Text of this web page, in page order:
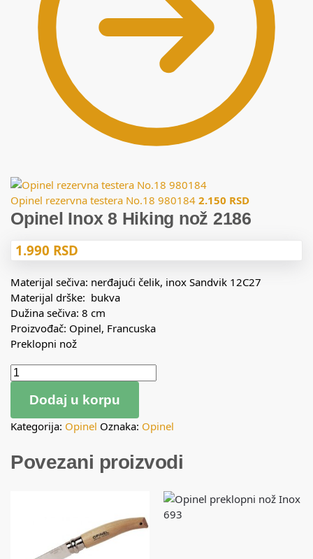
Opinel rezervna testera No.18 980184 2.150 RSD
Opinel Inox 8 Hiking nož 2186
1.990 RSD
Materijal sečiva: nerđajući čelik, inox Sandvik 12C27
Materijal drške: bukva
Dužina sečiva: 8 cm
Proizvođač: Opinel, Francuska
Preklopni nož
Dodaj u korpu
Kategorija: Opinel Oznaka: Opinel
Povezani proizvodi